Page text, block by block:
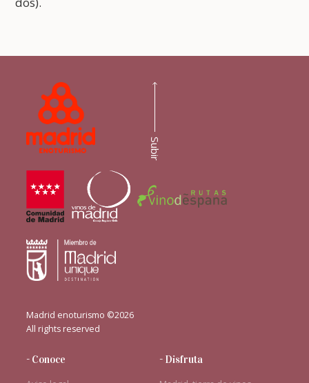
Madrid enoturismo ©2026
All rights reserved
- Conoce - Disfruta
Subir